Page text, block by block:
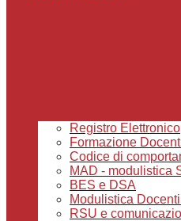
Registro Elettronico
Formazione
Codice di
MAD - modulistica
BES e DSA
Modulistica Docenti
RSU e